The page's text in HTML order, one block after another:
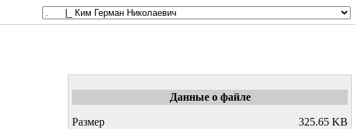
Данные о файле
Размер
325.65 KB